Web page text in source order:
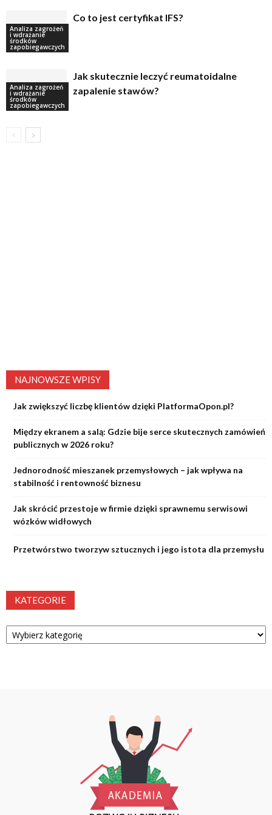
Analiza zagrożeń
i wdrażanie
środków
zapobiegawczych
Co to jest certyfikat IFS?
Analiza zagrożeń
i wdrażanie
środków
zapobiegawczych
Jak skutecznie leczyć reumatoidalne
zapalenie stawów?
NAJNOWSZE WPISY
Jak zwiększyć liczbę klientów dzięki PlatformaOpon.pl?
Między ekranem a salą: Gdzie bije serce skutecznych zamówień
publicznych w 2026 roku?
Jednorodność mieszanek przemysłowych – jak wpływa na
stabilność i rentowność biznesu
Jak skrócić przestoje w firmie dzięki sprawnemu serwisowi
wózków widłowych
Przetwórstwo tworzyw sztucznych i jego istota dla przemysłu
KATEGORIE
Kategorie